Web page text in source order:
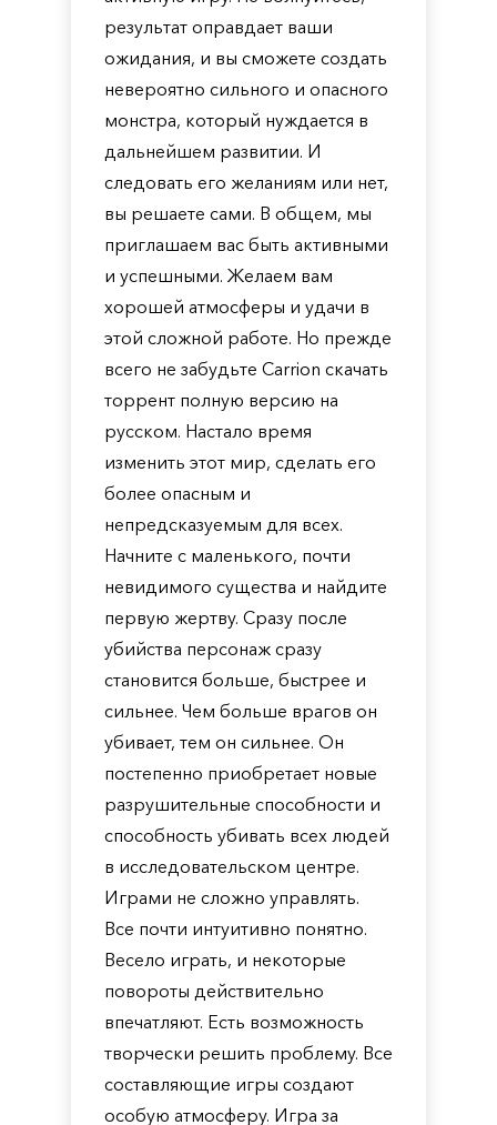
результат оправдает ваши
ожидания, и вы сможете создать
невероятно сильного и опасного
монстра, который нуждается в
дальнейшем развитии. И
следовать его желаниям или нет,
вы решаете сами. В общем, мы
приглашаем вас быть активными
и успешными. Желаем вам
хорошей атмосферы и удачи в
этой сложной работе. Но прежде
всего не забудьте Carrion скачать
торрент полную версию на
русском. Настало время
изменить этот мир, сделать его
более опасным и
непредсказуемым для всех.
Начните с маленького, почти
невидимого существа и найдите
первую жертву. Сразу после
убийства персонаж сразу
становится больше, быстрее и
сильнее. Чем больше врагов он
убивает, тем он сильнее. Он
постепенно приобретает новые
разрушительные способности и
способность убивать всех людей
в исследовательском центре.
Играми не сложно управлять.
Все почти интуитивно понятно.
Весело играть, и некоторые
повороты действительно
впечатляют. Есть возможность
творчески решить проблему. Все
составляющие игры создают
особую атмосферу. Игра за